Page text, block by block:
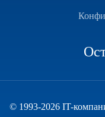
© 1993-2026 IT-